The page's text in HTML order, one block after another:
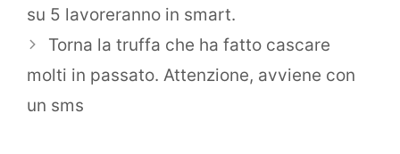
su 5 lavoreranno in smart.
Torna la truffa che ha fatto cascare
molti in passato. Attenzione, avviene con
un sms